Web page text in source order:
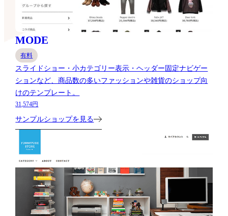
MODE
有料
スライドショー・小カテゴリー表示・ヘッダー固定ナビゲー
ションなど、商品数の多いファッションや雑貨のショップ向
けのテンプレート。
31,574円
サンプルショップを見る